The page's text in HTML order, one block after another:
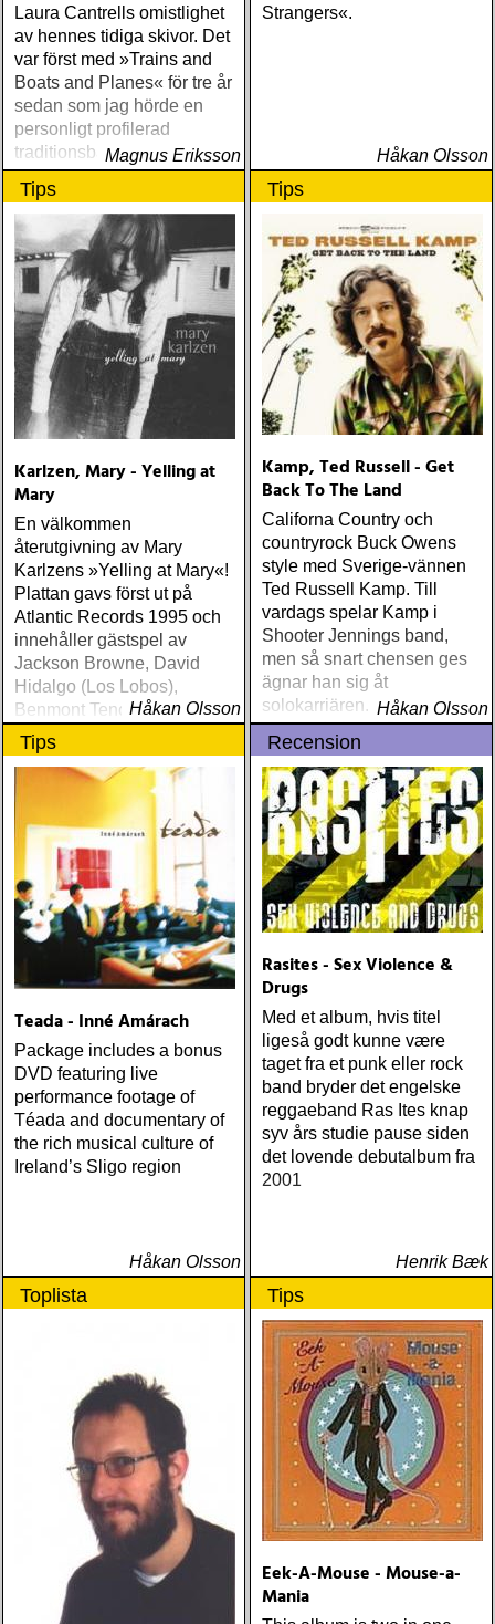
Laura Cantrells omistlighet
av hennes tidiga skivor. Det
var först med »Trains and
Boats and Planes« för tre år
sedan som jag hörde en
personligt profilerad
traditionsbärare, och den
gavs inte ens ut som en
riktig skiva
Magnus Eriksson
Strangers«.
Håkan Olsson
Tips
Karlzen, Mary - Yelling at
Mary
En välkommen
återutgivning av Mary
Karlzens »Yelling at Mary«!
Plattan gavs först ut på
Atlantic Records 1995 och
innehåller gästspel av
Jackson Browne, David
Hidalgo (Los Lobos),
Benmont Tench (Tom
Petty), Kenny Aronoff (John
Mellencamp och Indigo
Girls), Kay Hanley (Letters
to Cleo) och Andrew Hyra
(Billy Pilgrim)
Håkan Olsson
Tips
Kamp, Ted Russell - Get
Back To The Land
Californa Country och
countryrock Buck Owens
style med Sverige-vännen
Ted Russell Kamp. Till
vardags spelar Kamp i
Shooter Jennings band,
men så snart chensen ges
ägnar han sig åt
solokarriären. Nyligen
turnerade han i Sverigen
och Norge tillsammans med
Göteborgs-bandet Little
Green.
Håkan Olsson
Tips
Teada - Inné Amárach
Package includes a bonus
DVD featuring live
performance footage of
Téada and documentary of
the rich musical culture of
Ireland’s Sligo region
Håkan Olsson
Recension
Rasites - Sex Violence &
Drugs
Med et album, hvis titel
ligeså godt kunne være
taget fra et punk eller rock
band bryder det engelske
reggaeband Ras Ites knap
syv års studie pause siden
det lovende debutalbum fra
2001
Henrik Bæk
Toplista Tips
Eek-A-Mouse - Mouse-a-
Mania